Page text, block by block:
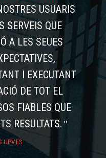
USUARIS
SERVEIS QUE
A LES SEUES
I EXECUTANT
DE TOT EL
FIABLES QUE
RESULTATS.